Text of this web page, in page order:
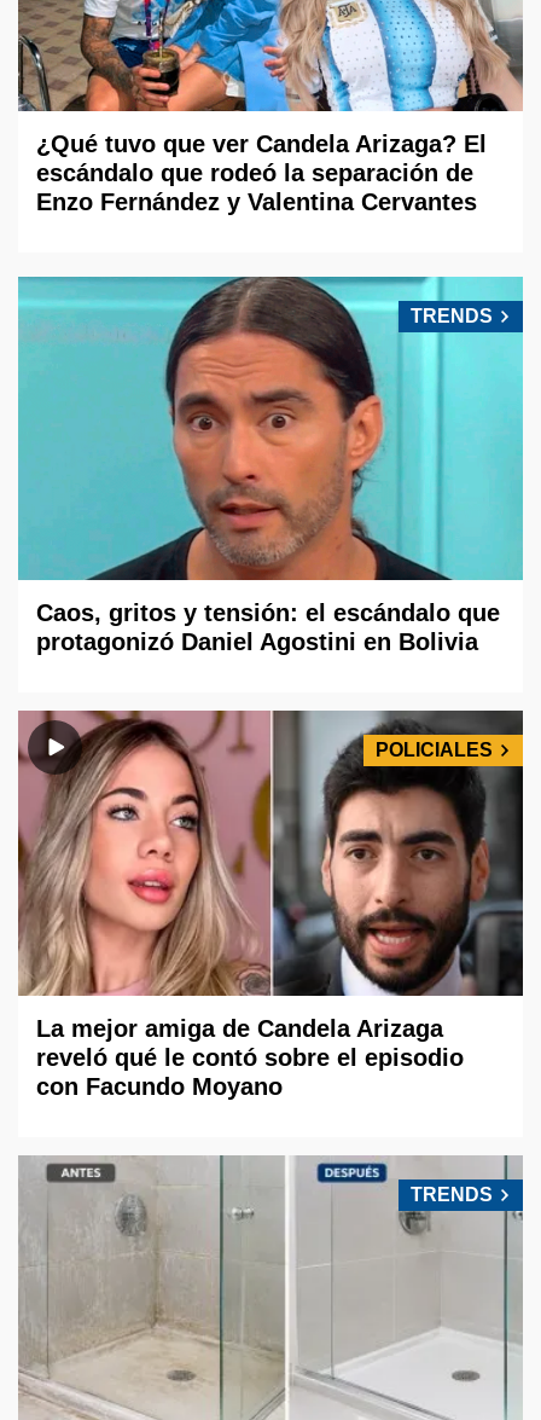
¿Qué tuvo que ver Candela Arizaga? El
escándalo que rodeó la separación de
Enzo Fernández y Valentina Cervantes
TRENDS
Caos, gritos y tensión: el escándalo que
protagonizó Daniel Agostini en Bolivia
POLICIALES
La mejor amiga de Candela Arizaga
reveló qué le contó sobre el episodio
con Facundo Moyano
TRENDS